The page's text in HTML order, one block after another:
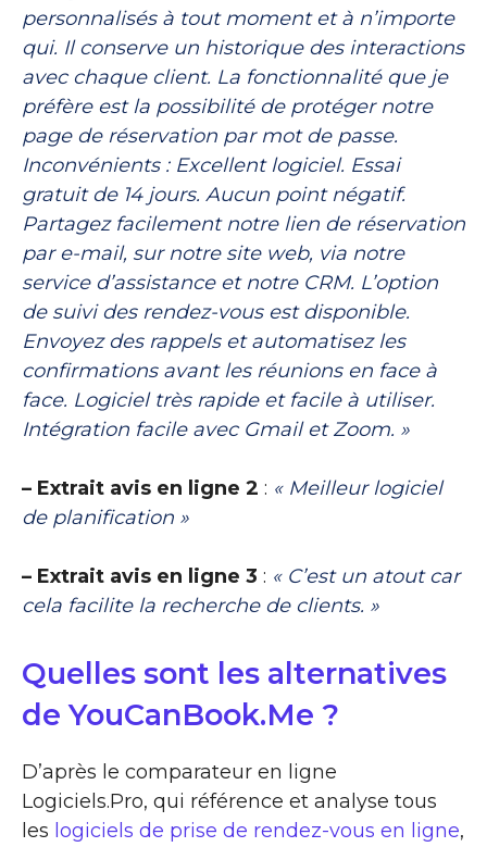
personnalisés à tout moment et à n’importe
qui. Il conserve un historique des interactions
avec chaque client. La fonctionnalité que je
préfère est la possibilité de protéger notre
page de réservation par mot de passe.
Inconvénients : Excellent logiciel. Essai
gratuit de 14 jours. Aucun point négatif.
Partagez facilement notre lien de réservation
par e-mail, sur notre site web, via notre
service d’assistance et notre CRM. L’option
de suivi des rendez-vous est disponible.
Envoyez des rappels et automatisez les
confirmations avant les réunions en face à
face. Logiciel très rapide et facile à utiliser.
Intégration facile avec Gmail et Zoom. »
– Extrait avis en ligne 2 : « Meilleur logiciel
de planification »
– Extrait avis en ligne 3 : « C’est un atout car
cela facilite la recherche de clients. »
Quelles sont les alternatives
de YouCanBook.Me ?
D’après le comparateur en ligne
Logiciels.Pro, qui référence et analyse tous
les logiciels de prise de rendez-vous en ligne,